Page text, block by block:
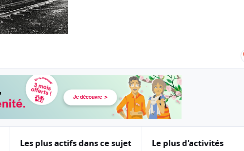
Les plus actifs dans ce sujet Le plus d'activités